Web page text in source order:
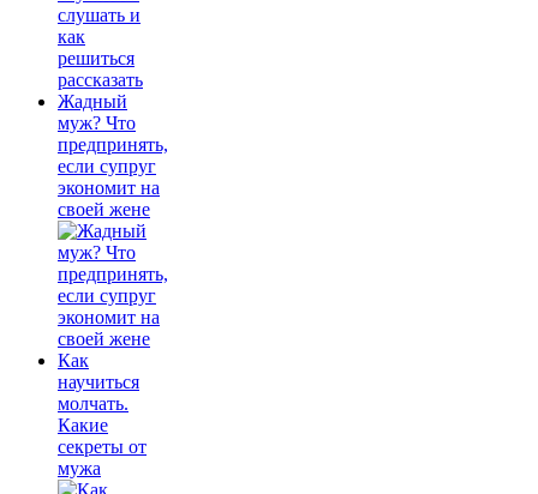
Жадный
муж? Что
предпринять,
если супруг
экономит на
своей жене
Как
научиться
молчать.
Какие
секреты от
мужа